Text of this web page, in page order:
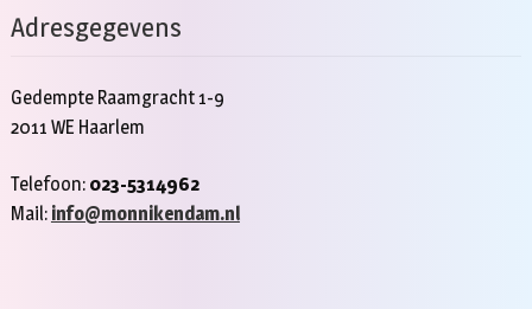
Adresgegevens
Gedempte Raamgracht 1-9
2011 WE Haarlem
Telefoon: 023-5314962
Mail: info@monnikendam.nl